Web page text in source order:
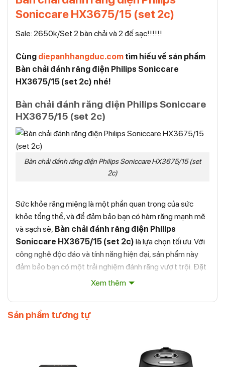
Soniccare HX3675/15 (set 2c)
Sale: 2650k/Set 2 bàn chải và 2 đế sạc!!!!!!
Cùng diepanhhangduc.com tìm hiểu về sản phẩm
Bàn chải đánh răng điện Philips Soniccare
HX3675/15 (set 2c) nhé!
Bàn chải đánh răng điện Philips Soniccare
HX3675/15 (set 2c)
Bàn chải đánh răng điện Philips Soniccare HX3675/15 (set
2c)
Sức khỏe răng miệng là một phần quan trọng của sức
khỏe tổng thể, và để đảm bảo bạn có hàm răng mạnh mẽ
và sạch sẽ, Bàn chải đánh răng điện Philips
Soniccare HX3675/15 (set 2c) là lựa chọn tối ưu. Với
công nghệ độc đáo và tính năng hiện đại, sản phẩm này
đảm bảo bạn có một trải nghiệm đánh răng vượt trội. Đặt
hàng ngay hôm nay và trải nghiệm sự khác biệt mà sản
Những tính năng nổi bật của Bàn chải
Xem thêm
Sản phẩm tương tự